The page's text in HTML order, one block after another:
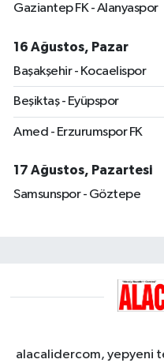
Gaziantep FK - Alanyaspor
16 Ağustos, Pazar
Başakşehir - Kocaelispor
Beşiktaş - Eyüpspor
Amed - Erzurumspor FK
17 Ağustos, Pazartesi
Samsunspor - Göztepe
alacalidercom, yepyeni